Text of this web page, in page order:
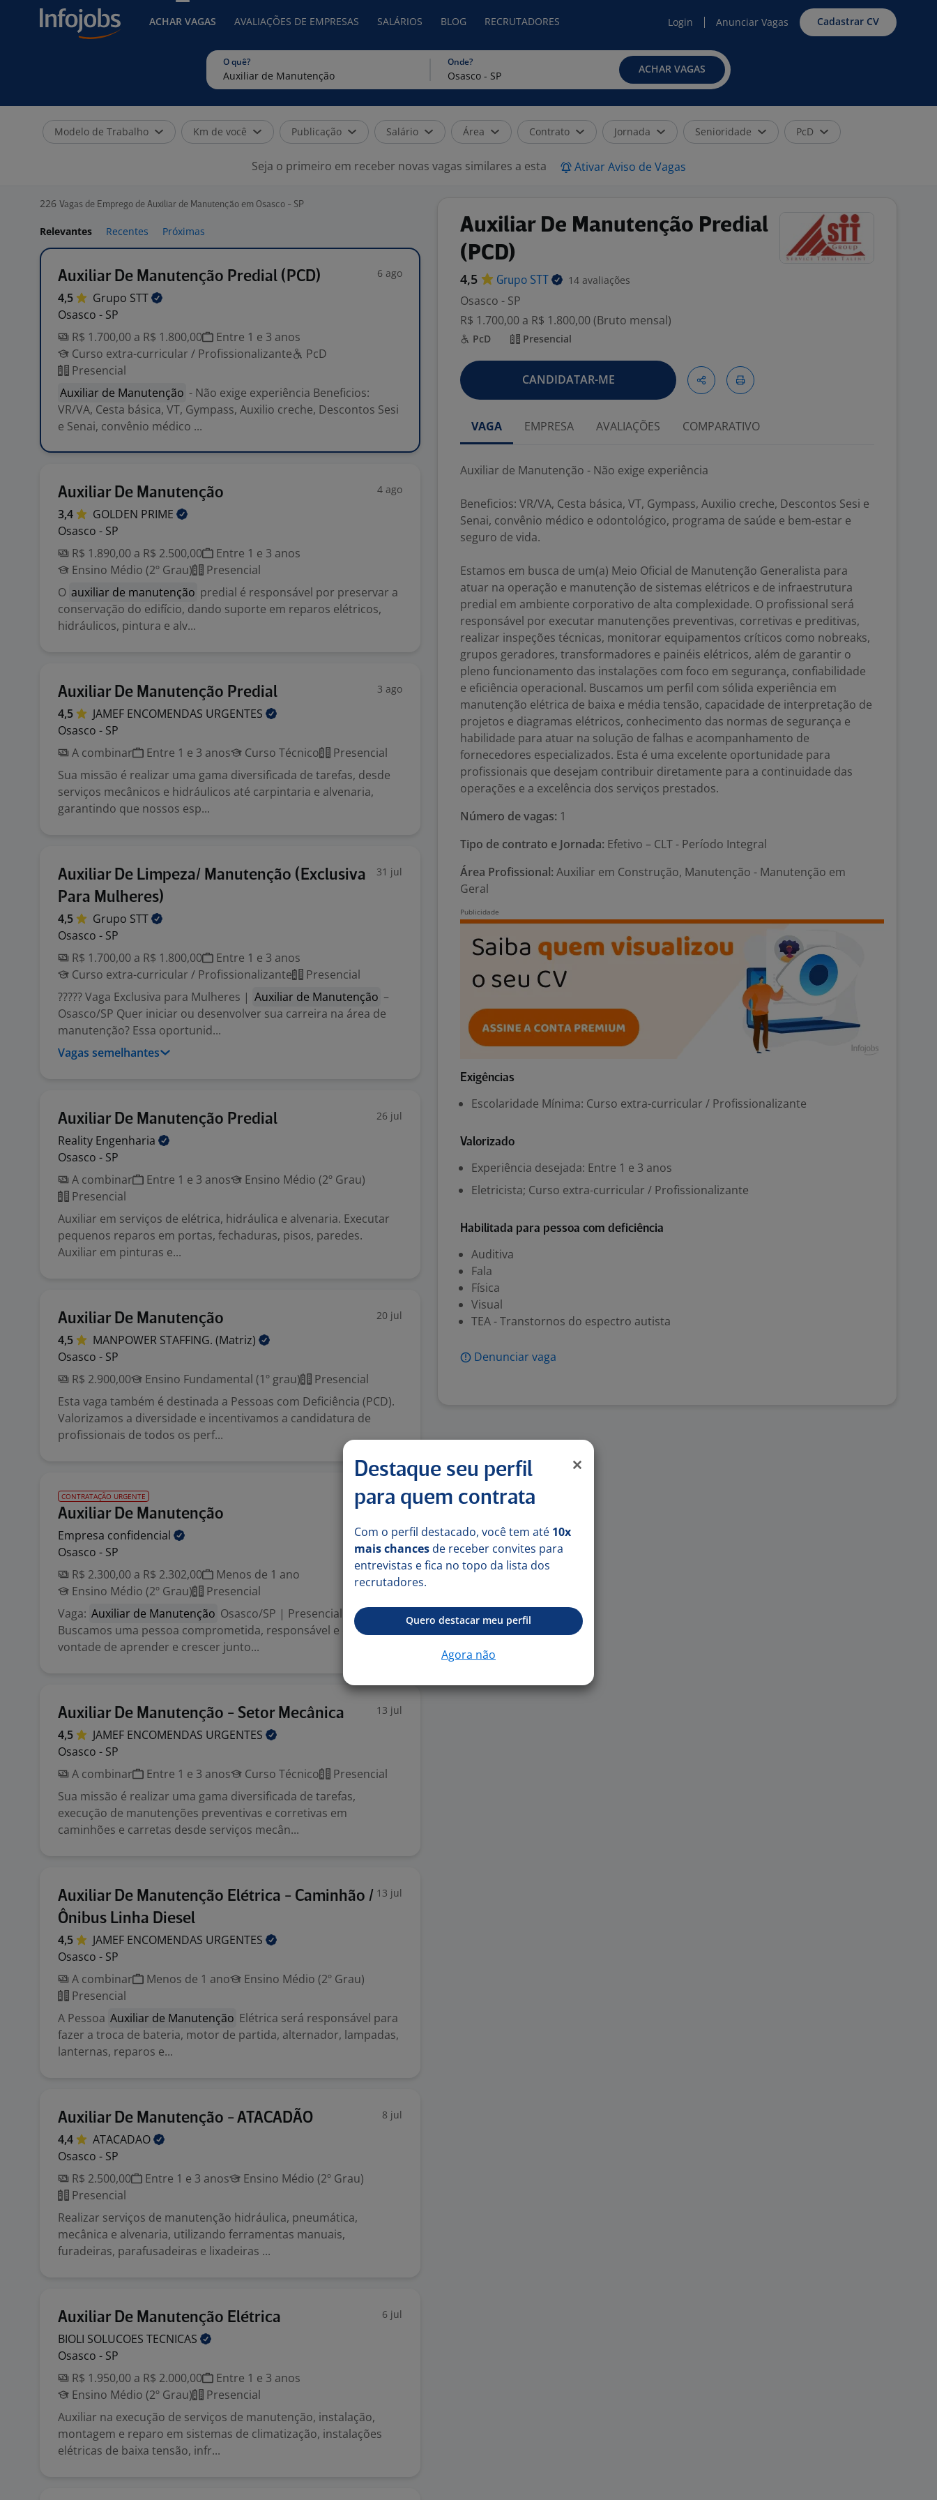
ACHAR VAGAS AVALIAÇÕES DE EMPRESAS SALÁRIOS BLOG RECRUTADORES Login Anunciar Vagas Cadastrar CV
O quê? Onde?
ACHAR VAGAS
Modelo de Trabalho Km de você Publicação Salário Área Contrato Jornada Senioridade PcD
Seja o primeiro em receber novas vagas similares a esta Ativar Aviso de Vagas
226 Vagas de Emprego de Auxiliar de Manutenção em Osasco - SP
Relevantes Recentes Próximas
Auxiliar De Manutenção Predial (PCD) 6 ago
4,5 Grupo STT
Osasco - SP
R$ 1.700,00 a R$ 1.800,00
Entre 1 e 3 anos
Curso extra-curricular / Profissionalizante
PcD
Presencial
Auxiliar de Manutenção - Não exige experiência Beneficios:
VR/VA, Cesta básica, VT, Gympass, Auxilio creche, Descontos Sesi
e Senai, convênio médico ...
Auxiliar De Manutenção 4 ago
3,4 GOLDEN PRIME
Osasco - SP
R$ 1.890,00 a R$ 2.500,00
Entre 1 e 3 anos
Ensino Médio (2º Grau)
Presencial
O auxiliar de manutenção predial é responsável por preservar a
conservação do edifício, dando suporte em reparos elétricos,
hidráulicos, pintura e alv...
Auxiliar De Manutenção Predial 3 ago
4,5 JAMEF ENCOMENDAS URGENTES
Osasco - SP
A combinar
Entre 1 e 3 anos Curso Técnico
Presencial
Sua missão é realizar uma gama diversificada de tarefas, desde
serviços mecânicos e hidráulicos até carpintaria e alvenaria,
garantindo que nossos esp...
Auxiliar De Limpeza/ Manutenção (Exclusiva
Para Mulheres)
31 jul
4,5 Grupo STT
Osasco - SP
R$ 1.700,00 a R$ 1.800,00
Entre 1 e 3 anos
Curso extra-curricular / Profissionalizante
Presencial
????? Vaga Exclusiva para Mulheres | Auxiliar de Manutenção –
Osasco/SP Quer iniciar ou desenvolver sua carreira na área de
manutenção? Essa oportunid...
Vagas semelhantes
Auxiliar De Manutenção Predial 26 jul
Reality Engenharia
Osasco - SP
A combinar
Entre 1 e 3 anos
Ensino Médio (2º Grau)
Presencial
Auxiliar em serviços de elétrica, hidráulica e alvenaria. Executar
pequenos reparos em portas, fechaduras, pisos, paredes.
Auxiliar em pinturas e...
Auxiliar De Manutenção 20 jul
4,5 MANPOWER STAFFING. (Matriz)
Osasco - SP
R$ 2.900,00
Ensino Fundamental (1º grau)
Presencial
Esta vaga também é destinada a Pessoas com Deficiência (PCD).
Valorizamos a diversidade e incentivamos a candidatura de
profissionais de todos os perf...
CONTRATAÇÃO URGENTE
Auxiliar De Manutenção
Empresa confidencial
Osasco - SP
R$ 2.300,00 a R$ 2.302,00
Menos de 1 ano
Ensino Médio (2º Grau)
Presencial
Vaga: Auxiliar de Manutenção Osasco/SP | Presencial | CLT
Buscamos uma pessoa comprometida, responsável e com
vontade de aprender e crescer junto...
Auxiliar De Manutenção - Setor Mecânica 13 jul
4,5 JAMEF ENCOMENDAS URGENTES
Osasco - SP
A combinar
Entre 1 e 3 anos Curso Técnico
Presencial
Sua missão é realizar uma gama diversificada de tarefas,
execução de manutenções preventivas e corretivas em
caminhões e carretas desde serviços mecân...
Auxiliar De Manutenção Elétrica - Caminhão /
Ônibus Linha Diesel
13 jul
4,5 JAMEF ENCOMENDAS URGENTES
Osasco - SP
A combinar
Menos de 1 ano
Ensino Médio (2º Grau)
Presencial
A Pessoa Auxiliar de Manutenção Elétrica será responsável para
fazer a troca de bateria, motor de partida, alternador, lampadas,
lanternas, reparos e...
Auxiliar De Manutenção - ATACADÃO 8 jul
4,4
ATACADAO
Osasco - SP
R$ 2.500,00
Entre 1 e 3 anos
Ensino Médio (2º Grau)
Presencial
Realizar serviços de manutenção hidráulica, pneumática,
mecânica e alvenaria, utilizando ferramentas manuais,
furadeiras, parafusadeiras e lixadeiras ...
Auxiliar De Manutenção Elétrica 6 jul
BIOLI SOLUCOES TECNICAS
Osasco - SP
R$ 1.950,00 a R$ 2.000,00
Entre 1 e 3 anos
Ensino Médio (2º Grau)
Presencial
Auxiliar na execução de serviços de manutenção, instalação,
montagem e reparo em sistemas de climatização, instalações
elétricas de baixa tensão, infr...
Auxiliar De Manutenção Predial
(PCD)
4,5 Grupo STT 14 avaliações
Osasco - SP
R$ 1.700,00 a R$ 1.800,00 (Bruto mensal)
PcD Presencial
CANDIDATAR-ME
VAGA EMPRESA AVALIAÇÕES COMPARATIVO
Auxiliar de Manutenção - Não exige experiência
Beneficios: VR/VA, Cesta básica, VT, Gympass, Auxilio creche, Descontos Sesi e
Senai, convênio médico e odontológico, programa de saúde e bem-estar e
seguro de vida.
Estamos em busca de um(a) Meio Oficial de Manutenção Generalista para
atuar na operação e manutenção de sistemas elétricos e de infraestrutura
predial em ambiente corporativo de alta complexidade. O profissional será
responsável por executar manutenções preventivas, corretivas e preditivas,
realizar inspeções técnicas, monitorar equipamentos críticos como nobreaks,
grupos geradores, transformadores e painéis elétricos, além de garantir o
pleno funcionamento das instalações com foco em segurança, confiabilidade
e eficiência operacional. Buscamos um perfil com sólida experiência em
manutenção elétrica de baixa e média tensão, capacidade de interpretação de
projetos e diagramas elétricos, conhecimento das normas de segurança e
habilidade para atuar na solução de falhas e acompanhamento de
fornecedores especializados. Esta é uma excelente oportunidade para
profissionais que desejam contribuir diretamente para a continuidade das
operações e a excelência dos serviços prestados.
Número de vagas: 1
Tipo de contrato e Jornada: Efetivo – CLT - Período Integral
Área Profissional: Auxiliar em Construção, Manutenção - Manutenção em
Geral
Exigências
Escolaridade Mínima: Curso extra-curricular / Profissionalizante
Valorizado
Experiência desejada: Entre 1 e 3 anos
Eletricista; Curso extra-curricular / Profissionalizante
Habilitada para pessoa com deficiência
Auditiva
Fala
Física
Visual
TEA - Transtornos do espectro autista
Denunciar vaga
Destaque seu perfil
para quem contrata
Com o perfil destacado, você tem até 10x
mais chances de receber convites para
entrevistas e fica no topo da lista dos
recrutadores.
Quero destacar meu perfil
Agora não